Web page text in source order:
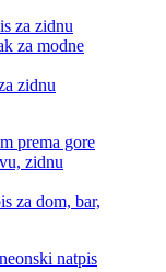
zidnu
za dom, bar,